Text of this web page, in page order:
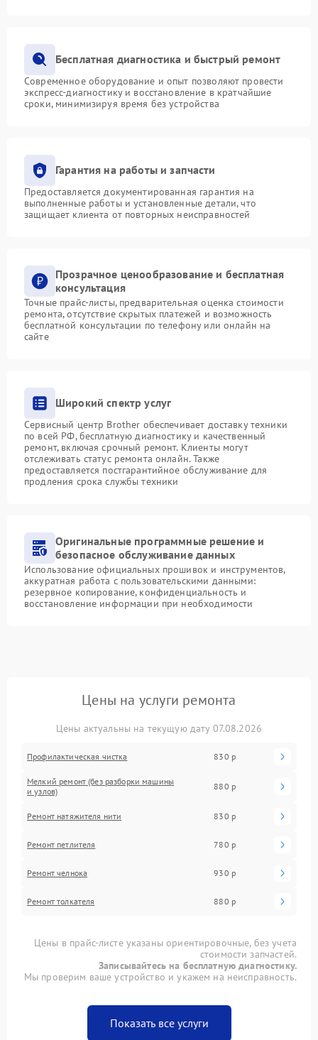
Бесплатная диагностика и быстрый ремонт
Современное оборудование и опыт позволяют провести
экспресс-диагностику и восстановление в кратчайшие
сроки, минимизируя время без устройства
Гарантия на работы и запчасти
Предоставляется документированная гарантия на
выполненные работы и установленные детали, что
защищает клиента от повторных неисправностей
Прозрачное ценообразование и бесплатная
консультация
Точные прайс-листы, предварительная оценка стоимости
ремонта, отсутствие скрытых платежей и возможность
бесплатной консультации по телефону или онлайн на
сайте
Широкий спектр услуг
Сервисный центр Brother обеспечивает доставку техники
по всей РФ, бесплатную диагностику и качественный
ремонт, включая срочный ремонт. Клиенты могут
отслеживать статус ремонта онлайн. Также
предоставляется постгарантийное обслуживание для
продления срока службы техники
Оригинальные программные решение и
безопасное обслуживание данных
Использование официальных прошивок и инструментов,
аккуратная работа с пользовательскими данными:
резервное копирование, конфиденциальность и
восстановление информации при необходимости
Цены на услуги ремонта
Цены актуальны на текущую дату 07.08.2026
Профилактическая чистка 830 р
Мелкий ремонт (без разборки машины
и узлов)
880 р
Ремонт натяжителя нити 830 р
Ремонт петлителя 780 р
Ремонт челнока 930 р
Ремонт толкателя 880 р
Цены в прайс-листе указаны ориентировочные, без учета
стоимости запчастей.
Записывайтесь на бесплатную диагностику.
Мы проверим ваше устройство и укажем на неисправность.
Показать все услуги